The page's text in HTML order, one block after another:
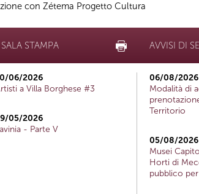
con Zétema Progetto Cultura
SALA STAMPA
06/2026
a Villa Borghese #3
05/2026
- Parte V
AVVISI DI
06/08/2026
Modalità di
Territorio
05/08/2026
Musei
Horti di
pubblico